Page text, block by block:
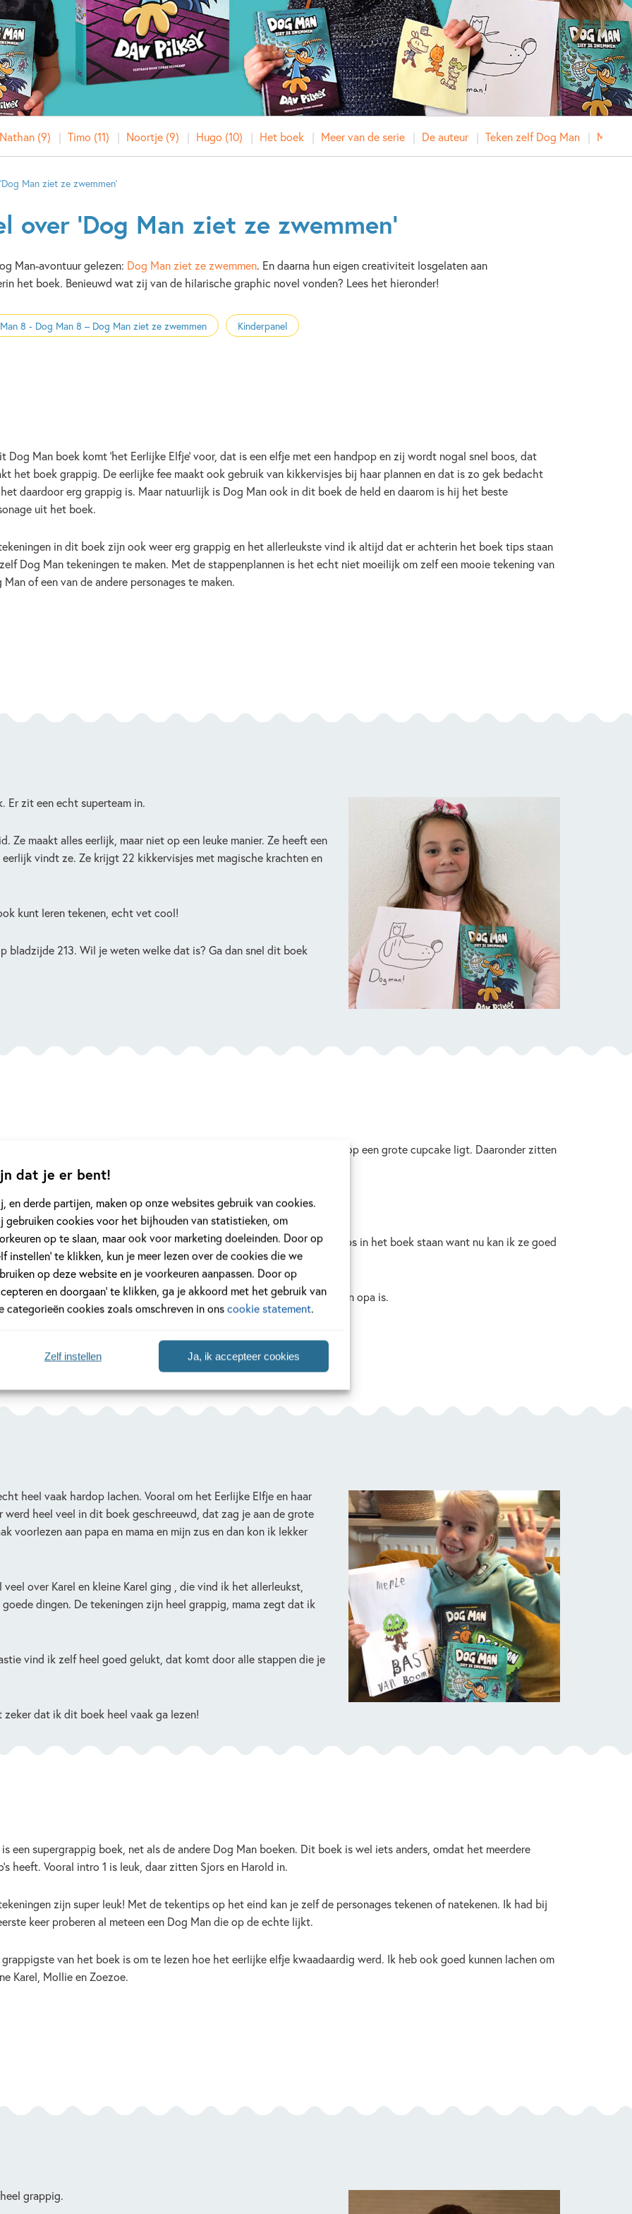
dat je er bent!
en derde partijen, maken op onze websites gebruik van cookies.
gebruiken cookies voor het bijhouden van statistieken, om
op te slaan, maar ook voor marketing doeleinden. Door op
instellen’ te klikken, kun je meer lezen over de cookies die we
op deze website en je voorkeuren aanpassen. Door op
en doorgaan’ te klikken, ga je akkoord met het gebruik van
categorieën cookies zoals omschreven in onscookie statement.
Ja, ik accepteer cookies
Zelf instellen
Nathan (9) Timo (11) Noortje (9) Hugo (10) Het boek Meer van de serie De auteur Teken zelf Dog Man Meer
Man ziet ze zwemmen’
over ‘Dog Man ziet ze zwemmen’
Man-avontuur gelezen: Dog Man ziet ze zwemmen. En daarna hun eigen creativiteit losgelaten aan
het boek. Benieuwd wat zij van de hilarische graphic novel vonden? Lees het hieronder!
8 - Dog Man 8 – Dog Man ziet ze zwemmen Kinderpanel
Dog Man boek komt ‘het Eerlijke Elfje’ voor, dat is een elfje met een handpop en zij wordt nogal snel boos, dat
het boek grappig. De eerlijke fee maakt ook gebruik van kikkervisjes bij haar plannen en dat is zo gek bedacht
daardoor erg grappig is. Maar natuurlijk is Dog Man ook in dit boek de held en daarom is hij het beste
uit het boek.
in dit boek zijn ook weer erg grappig en het allerleukste vind ik altijd dat er achterin het boek tips staan
Dog Man tekeningen te maken. Met de stappenplannen is het echt niet moeilijk om zelf een mooie tekening van
Man of een van de andere personages te maken.
Er zit een echt superteam in.
Ze maakt alles eerlijk, maar niet op een leuke manier. Ze heeft een
vindt ze. Ze krijgt 22 kikkervisjes met magische krachten en
kunt leren tekenen, echt vet cool!
bladzijde 213. Wil je weten welke dat is? Ga dan snel dit boek
dat kapitein cupcake op een grote cupcake ligt. Daaronder zitten
en opa en dan vallen cupcake en Karel op hun.
Dog Man en kleine Karel het leukste.
tekeningen vind ik leuk en grappig. Ik vind het heel handig dat er tekentips in het boek staan want nu kan ik ze goed
boek is anders dan de andere Dog Man-avonturen omdat er een elf en een opa is.
heel vaak hardop lachen. Vooral om het Eerlijke Elfje en haar
heel veel in dit boek geschreeuwd, dat zag je aan de grote
voorlezen aan papa en mama en mijn zus en dan kon ik lekker
over Karel en kleine Karel ging , die vind ik het allerleukst,
dingen. De tekeningen zijn heel grappig, mama zegt dat ik
vind ik zelf heel goed gelukt, dat komt door alle stappen die je
dat ik dit boek heel vaak ga lezen!
een supergrappig boek, net als de andere Dog Man boeken. Dit boek is wel iets anders, omdat het meerdere
heeft. Vooral intro 1 is leuk, daar zitten Sjors en Harold in.
zijn super leuk! Met de tekentips op het eind kan je zelf de personages tekenen of natekenen. Ik had bij
keer proberen al meteen een Dog Man die op de echte lijkt.
van het boek is om te lezen hoe het eerlijke elfje kwaadaardig werd. Ik heb ook goed kunnen lachen om
Karel, Mollie en Zoezoe.
grappig.